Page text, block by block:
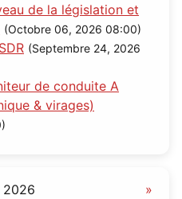
de la législation et
(Octobre 06, 2026 08:00)
(Septembre 24, 2026
de conduite A
& virages)
»